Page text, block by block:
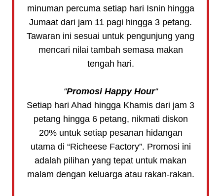
minuman percuma setiap hari Isnin hingga
Jumaat dari jam 11 pagi hingga 3 petang.
Tawaran ini sesuai untuk pengunjung yang
mencari nilai tambah semasa makan
tengah hari.
“Promosi Happy Hour“
Setiap hari Ahad hingga Khamis dari jam 3
petang hingga 6 petang, nikmati diskon
20% untuk setiap pesanan hidangan
utama di “Richeese Factory”. Promosi ini
adalah pilihan yang tepat untuk makan
malam dengan keluarga atau rakan-rakan.